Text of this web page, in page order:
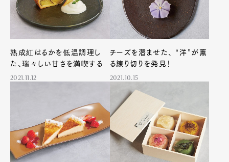
Pen Meet
Pen international Pen tw
熟成紅はるかを低温調理し
た、瑞々しい甘さを満喫する
2021.11.12
チーズを潜ませた、 “洋”が薫
る練り切りを発見！
2021.10.15